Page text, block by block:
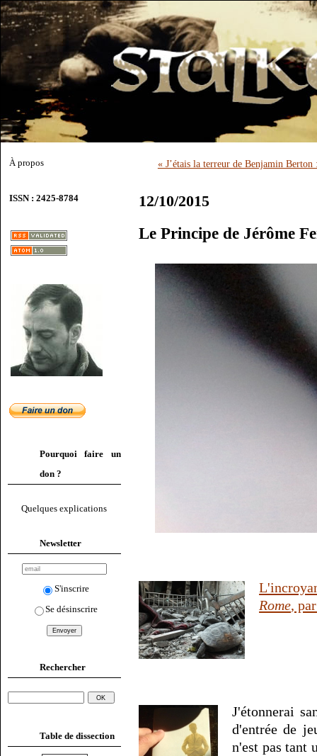
À propos
ISSN : 2425-8784
Pourquoi faire un
don ?
Quelques explications
Newsletter
S'inscrire
Se désinscrire
Rechercher
Table de dissection
« J’étais la terreur de Benjamin
12/10/2015
Le Principe de Jérôme
Rome,
J'étonnerai
d'entrée de
n'est pas tant